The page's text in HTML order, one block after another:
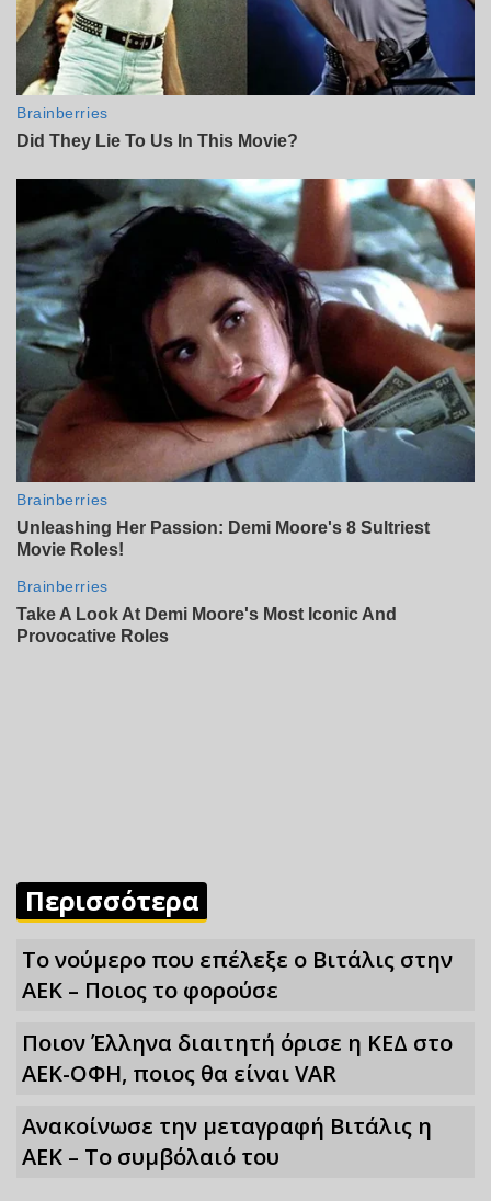
Περισσότερα
Το νούμερο που επέλεξε ο Βιτάλις στην
ΑΕΚ – Ποιος το φορούσε
Ποιον Έλληνα διαιτητή όρισε η ΚΕΔ στο
ΑΕΚ-ΟΦΗ, ποιος θα είναι VAR
Ανακοίνωσε την μεταγραφή Βιτάλις η
ΑΕΚ – Το συμβόλαιό του